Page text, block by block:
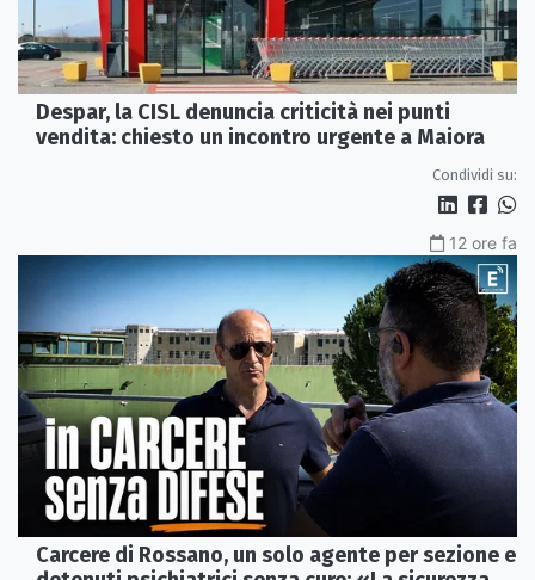
Despar, la CISL denuncia criticità nei punti
vendita: chiesto un incontro urgente a Maiora
Condividi su:
12 ore fa
Carcere di Rossano, un solo agente per sezione e